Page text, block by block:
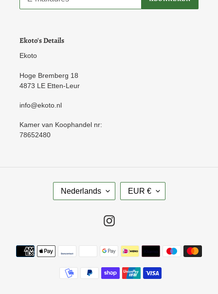
Ekoto's Details
Ekoto
Hoge Bremberg 18
4873 LE Etten-Leur
info@ekoto.nl
Kamer van Koophandel nr:
78652480
T
A Nederlands
V
A EUR €
Instagram
Betaalmethoden